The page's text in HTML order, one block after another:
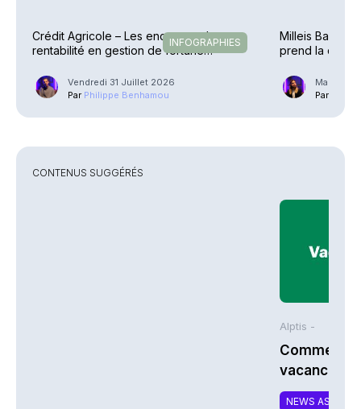
INFOGRAPHIES
Crédit Agricole – Les encours et la
rentabilité en gestion de fortune
Vendredi 31 Juillet 2026
Par Philippe Benhamou
Milleis
prend la
Mardi 21
Par
CONTENUS SUGGÉRÉS
Alptis -
Comment
vacances à
NEWS